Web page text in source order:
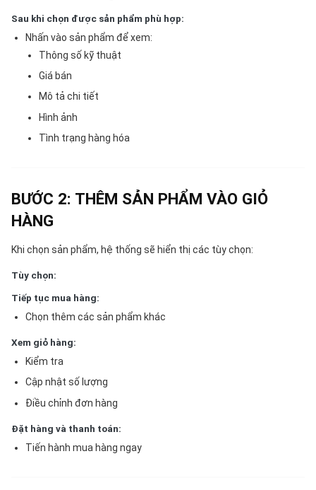
Sau khi chọn được sản phẩm phù hợp:
Nhấn vào sản phẩm để xem:
Thông số kỹ thuật
Giá bán
Mô tả chi tiết
Hình ảnh
Tình trạng hàng hóa
BƯỚC 2: THÊM SẢN PHẨM VÀO GIỎ
HÀNG
Khi chọn sản phẩm, hệ thống sẽ hiển thị các tùy chọn:
Tùy chọn:
Tiếp tục mua hàng:
Chọn thêm các sản phẩm khác
Xem giỏ hàng:
Kiểm tra
Cập nhật số lượng
Điều chỉnh đơn hàng
Đặt hàng và thanh toán:
Tiến hành mua hàng ngay